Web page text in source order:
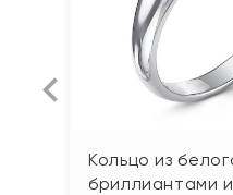
Кольцо из
бриллиантами